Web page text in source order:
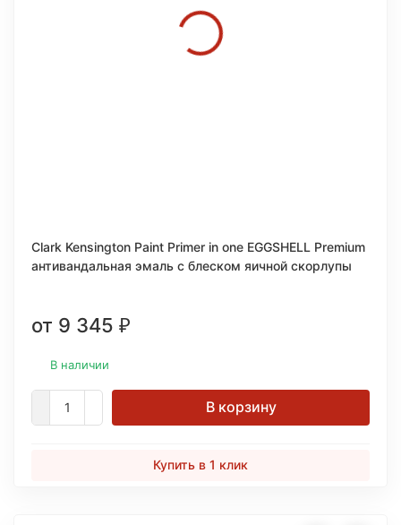
Clark Kensington Paint Primer in one EGGSHELL Premium
антивандальная эмаль с блеском яичной скорлупы
от 9 345 ₽
В наличии
В корзину
Купить в 1 клик